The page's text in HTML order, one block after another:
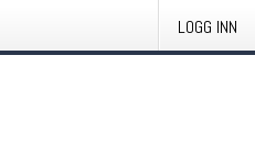
LOGG INN